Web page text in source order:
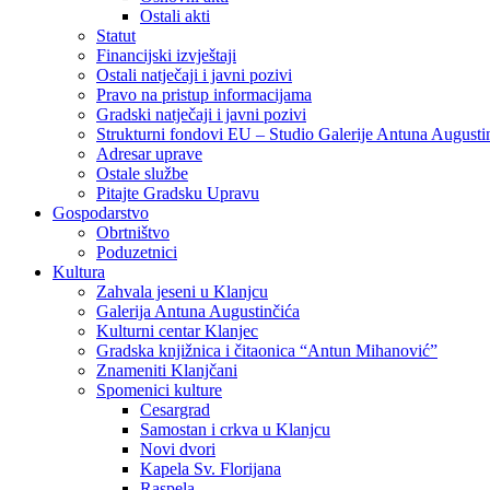
Ostali akti
Statut
Financijski izvještaji
Ostali natječaji i javni pozivi
Pravo na pristup informacijama
Gradski natječaji i javni pozivi
Strukturni fondovi EU – Studio Galerije Antuna
Adresar uprave
Ostale službe
Pitajte Gradsku Upravu
Gospodarstvo
Obrtništvo
Poduzetnici
Kultura
Zahvala jeseni u Klanjcu
Galerija Antuna Augustinčića
Kulturni centar Klanjec
Gradska knjižnica i čitaonica “Antun Mihanović”
Znameniti Klanjčani
Spomenici kulture
Cesargrad
Samostan i crkva u Klanjcu
Novi dvori
Kapela Sv. Florijana